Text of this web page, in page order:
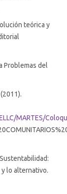
teórica y
Problemas del
MARTES/
lo alternativo.